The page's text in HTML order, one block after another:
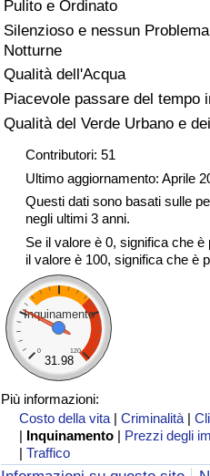
Pulito e Ordinato
Silenzioso e nessun
Notturne
Qualità dell'Acqua
Piacevole passare del tempo
Qualità del Verde Urbano e
Contributori: 51
Ultimo aggiornamento: Aprile
Questi dati sono basati sulle
negli ultimi 3 anni.
Se il valore è 0, significa che
il valore è 100, significa che è
Inquinamento
0 120
31.98
Più informazioni:
Costo della vita |Criminalità |
| Inquinamento | Prezzi degli
|Traffico
Indice dell’Inquinamento
Traffico
Indice del Traffico
Indice del traffico (Corrente)
Indice del traffico per